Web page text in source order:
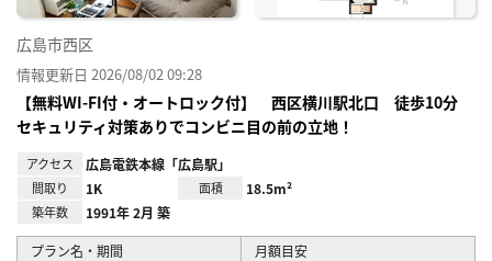
広島市西区
情報更新日 2026/08/02 09:28
【無料WI-FI付・オートロック付】 西区横川駅北口 徒歩10分
セキュリティ対策ありでコンビニ目の前の立地！
アクセス 広島電鉄本線「広島駅」
間取り 1K 面積 18.5m²
築年数 1991年 2月 築
プラン名・期間 月額目安